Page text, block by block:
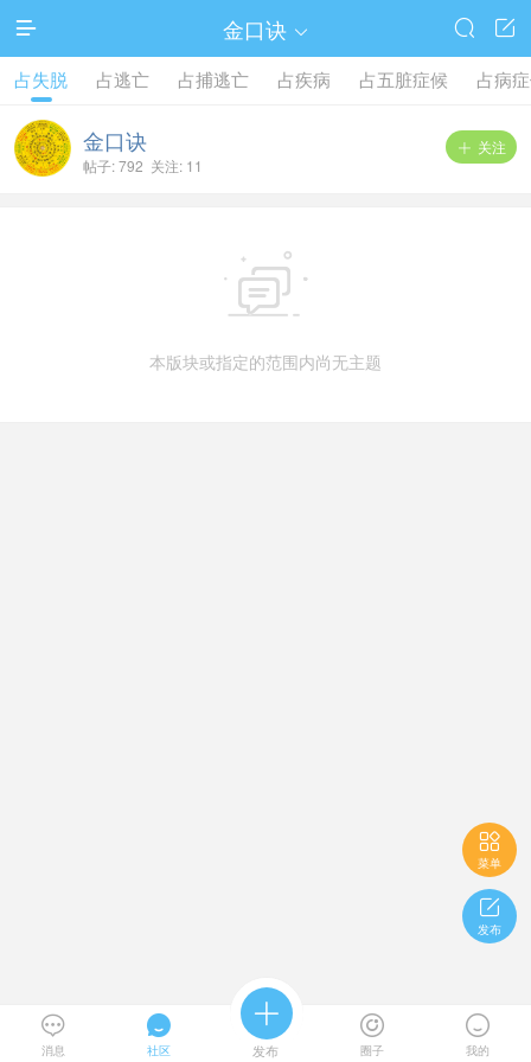
 金口诀  

占失脱 占逃亡 占捕逃亡 占疾病 占五脏症候 占病
 关注
金口诀
帖子: 792 关注: 11

本版块或指定的范围内尚无主题

菜单

发布

消息

社区

发布

圈子

我的